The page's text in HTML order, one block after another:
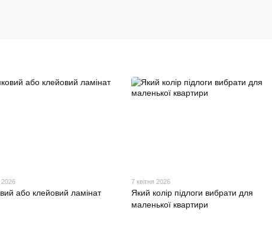
2026
або клейовий ламінат
7 квітня 2026
Який колір підлоги вибрати для
маленької квартири